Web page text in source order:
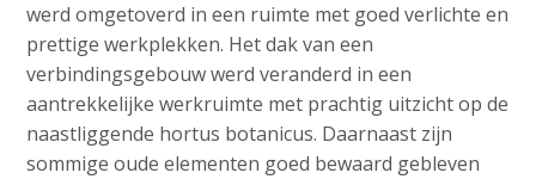
werd omgetoverd in een ruimte met goed verlichte en
prettige werkplekken. Het dak van een
verbindingsgebouw werd veranderd in een
aantrekkelijke werkruimte met prachtig uitzicht op de
naastliggende hortus botanicus. Daarnaast zijn
sommige oude elementen goed bewaard gebleven